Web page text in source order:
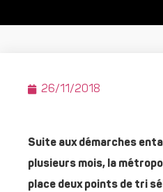
26/11/2018
Suite aux démarches
plusieurs mois, la
place deux points de tri